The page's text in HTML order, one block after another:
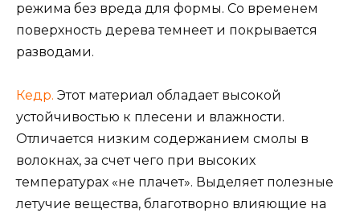
режима без вреда для формы. Со временем
поверхность дерева темнеет и покрывается
разводами.
Кедр. Этот материал обладает высокой
устойчивостью к плесени и влажности.
Отличается низким содержанием смолы в
волокнах, за счет чего при высоких
температурах «не плачет». Выделяет полезные
летучие вещества, благотворно влияющие на